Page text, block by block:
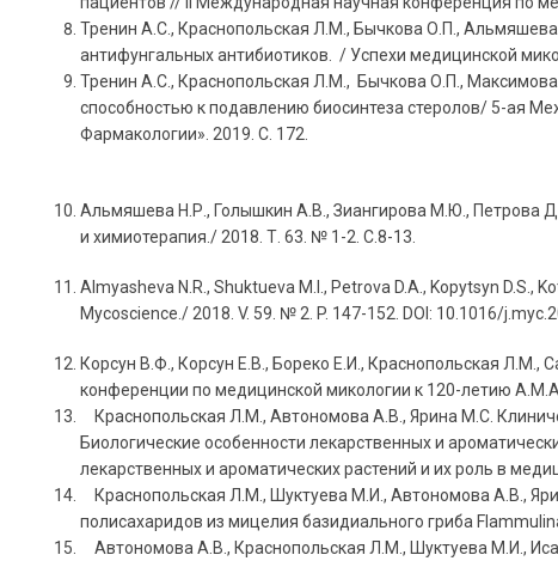
Тренин А.С., Краснопольская Л.М., Бычкова О.П.,
антифунгальных антибиотиков. / Успехи медицинской
Тренин А.С., Краснопольская Л.М., Бычкова О.П.,
способностью к подавлению биосинтеза стеролов/ 5-ая
Фармакологии». 2019. С. 172.
Альмяшева Н.Р., Голышкин А.В., Зиангирова М.Ю., Петрова
и химиотерапия./ 2018. Т. 63. № 1-2. С.8-13.
Almyasheva N.R., Shuktueva M.I., Petrova D.A., Kopytsyn
Mycoscience./ 2018. V. 59. № 2. P. 147-152. DOI: 10.1016/
Корсун В.Ф., Корсун Е.В., Бореко Е.И., Краснопольская
конференции по медицинской микологии к 120-летию
Краснопольская Л.М., Автономова А.В., Ярина М.С.
Биологические особенности лекарственных и
лекарственных и ароматических растений и их роль в
Краснопольская Л.М., Шуктуева М.И., Автономова А.В.,
полисахаридов из мицелия базидиального гриба
Автономова А.В., Краснопольская Л.М., Шуктуева М.И.,